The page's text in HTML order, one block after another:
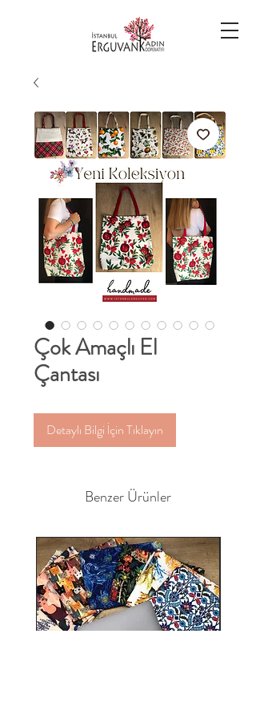
Çok Amaçlı El
Çantası
Detaylı Bilgi İçin Tıklayın
Benzer Ürünler